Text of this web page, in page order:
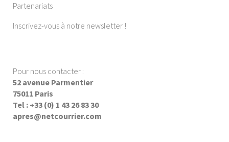
Partenariats
Inscrivez-vous à notre newsletter !
Pour nous contacter :
52 avenue Parmentier
75011 Paris
Tel : +33 (0) 1 43 26 83 30
apres@netcourrier.com